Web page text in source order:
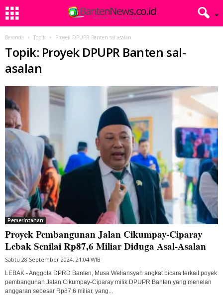
Beranda Topik Proyek DPUPR Banten sal-asalan
Topik: Proyek DPUPR Banten sal-
asalan
Pemerintahan
Proyek Pembangunan Jalan Cikumpay-Ciparay
Lebak Senilai Rp87,6 Miliar Diduga Asal-Asalan
Sabtu 28 September 2024, 21:04 WIB
LEBAK - Anggota DPRD Banten, Musa Weliansyah angkat bicara terkait poyek
pembangunan Jalan Cikumpay-Ciparay milik DPUPR Banten yang menelan
anggaran sebesar Rp87,6 miliar, yang...